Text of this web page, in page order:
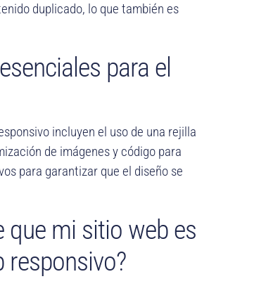
duplicado, lo que también es
para el
incluyen el uso de una rejilla
de imágenes y código para
para garantizar que el diseño se
que mi sitio web es
responsivo?